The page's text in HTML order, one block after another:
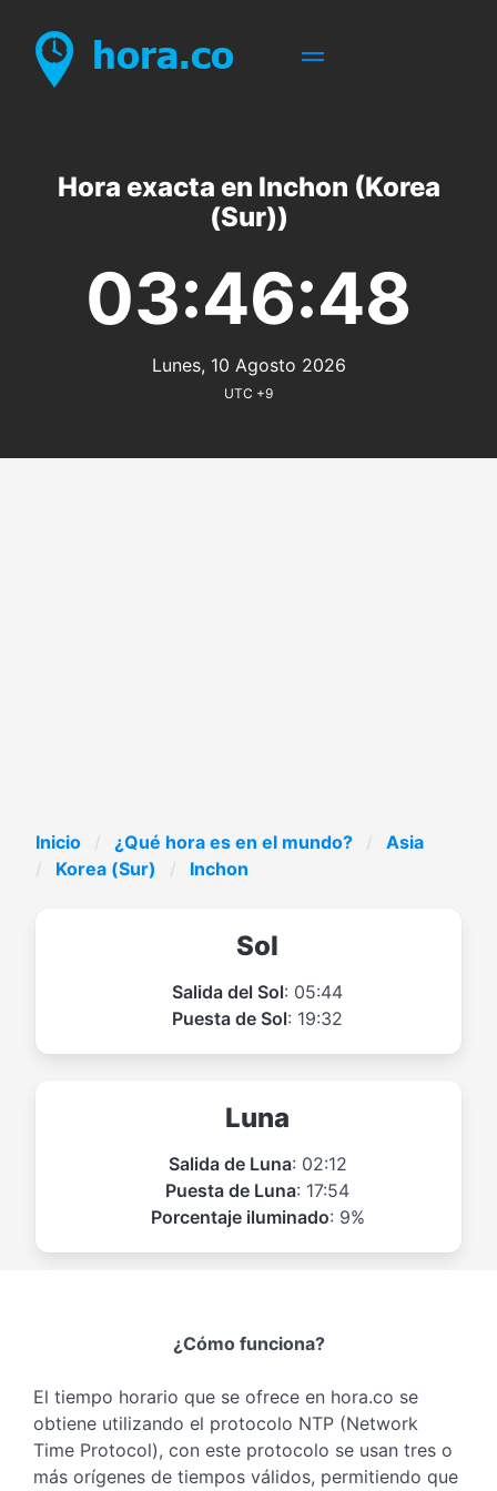
Hora exacta en Inchon (Korea
(Sur))
03:46:48
Lunes, 10 Agosto 2026
UTC +9
Inicio ¿Qué hora es en el mundo?
Asia
Korea (Sur)
Inchon
Sol
Salida del Sol: 05:44
Puesta de Sol: 19:32
Luna
Salida de Luna: 02:12
Puesta de Luna: 17:54
Porcentaje iluminado: 9%
¿Cómo funciona?
El tiempo horario que se ofrece en hora.co se
obtiene utilizando el protocolo NTP (Network
Time Protocol), con este protocolo se usan tres o
más orígenes de tiempos válidos, permitiendo que